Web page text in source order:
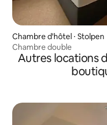
Chambre d'hôtel ⋅ Stolpen
Chambre double
Autres locations